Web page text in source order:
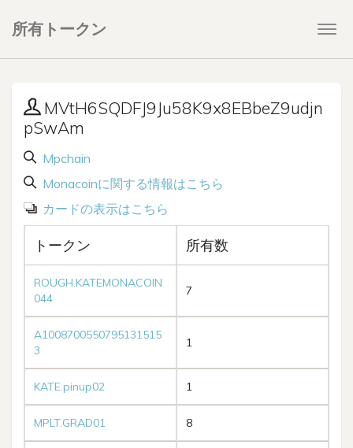
所有トークン
MVtH6SQDFJ9Ju58K9x8EBbeZ9udjn
pSwAm
Mpchain
Monacoinに関する情報はこちら
カードの表示はこちら
トークン 所有数
ROUGH.KATEMONACOIN
044
7
A1008700550795131515
3
1
KATE.pinup02 1
MPLT.GRAD01 8